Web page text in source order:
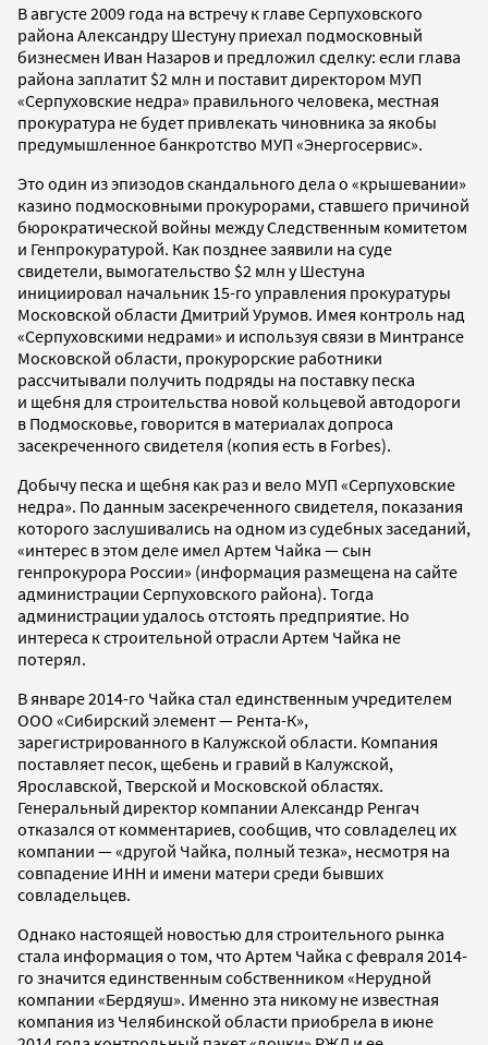
В августе 2009 года на встречу к главе Серпуховского
района Александру Шестуну приехал подмосковный
бизнесмен Иван Назаров и предложил сделку: если глава
района заплатит $2 млн и поставит директором МУП
«Серпуховские недра» правильного человека, местная
прокуратура не будет привлекать чиновника за якобы
предумышленное банкротство МУП «Энергосервис».
Это один из эпизодов скандального дела о «крышевании»
казино подмосковными прокурорами, ставшего причиной
бюрократической войны между Следственным комитетом
и Генпрокуратурой. Как позднее заявили на суде
свидетели, вымогательство $2 млн у Шестуна
инициировал начальник 15-го управления прокуратуры
Московской области Дмитрий Урумов. Имея контроль над
«Серпуховскими недрами» и используя связи в Минтрансе
Московской области, прокурорские работники
рассчитывали получить подряды на поставку песка
и щебня для строительства новой кольцевой автодороги
в Подмосковье, говорится в материалах допроса
засекреченного свидетеля (копия есть в Forbes).
Добычу песка и щебня как раз и вело МУП «Серпуховские
недра». По данным засекреченного свидетеля, показания
которого заслушивались на одном из судебных заседаний,
«интерес в этом деле имел Артем Чайка — сын
генпрокурора России» (информация размещена на сайте
администрации Серпуховского района). Тогда
администрации удалось отстоять предприятие. Но
интереса к строительной отрасли Артем Чайка не
потерял.
В январе 2014-го Чайка стал единственным учредителем
ООО «Сибирский элемент — Рента-К»,
зарегистрированного в Калужской области. Компания
поставляет песок, щебень и гравий в Калужской,
Ярославской, Тверской и Московской областях.
Генеральный директор компании Александр Ренгач
отказался от комментариев, сообщив, что совладелец их
компании — «другой Чайка, полный тезка», несмотря на
совпадение ИНН и имени матери среди бывших
совладельцев.
Однако настоящей новостью для строительного рынка
стала информация о том, что Артем Чайка с февраля 2014-
го значится единственным собственником «Нерудной
компании «Бердяуш». Именно эта никому не известная
компания из Челябинской области приобрела в июне